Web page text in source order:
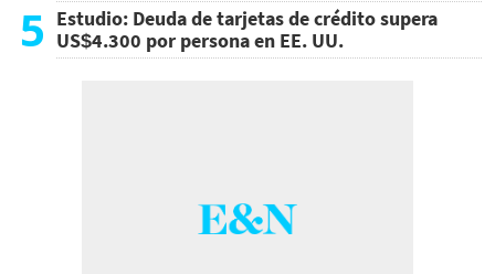
5 Estudio: Deuda de tarjetas de crédito supera
US$4.300 por persona en EE. UU.